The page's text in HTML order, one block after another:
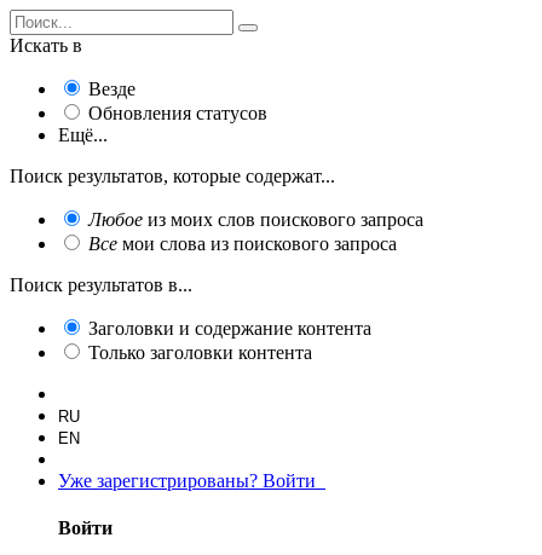
Искать в
Везде
Обновления статусов
Ещё...
Поиск результатов, которые содержат...
Любое из моих слов поискового запроса
Все мои слова из поискового запроса
Поиск результатов в...
Заголовки и содержание контента
Только заголовки контента
RU
EN
Уже зарегистрированы? Войти
Войти